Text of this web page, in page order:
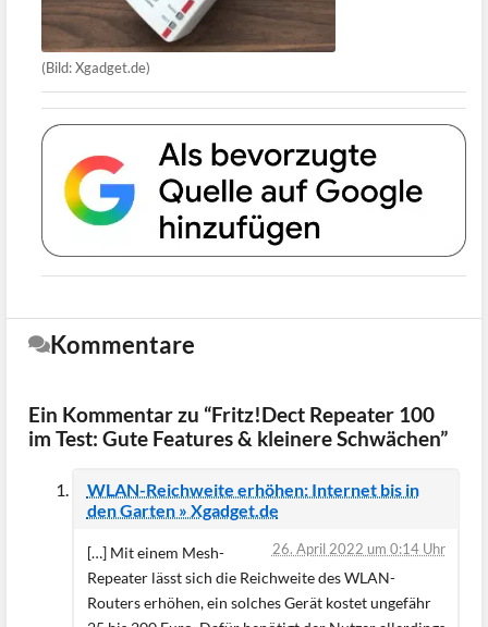
(Bild: Xgadget.de)
Kommentare
Ein Kommentar zu “Fritz!Dect Repeater 100
im Test: Gute Features & kleinere Schwächen”
WLAN-Reichweite erhöhen: Internet bis in
den Garten » Xgadget.de
26. April 2022 um 0:14 Uhr
[…] Mit einem Mesh-
Repeater lässt sich die Reichweite des WLAN-
Routers erhöhen, ein solches Gerät kostet ungefähr